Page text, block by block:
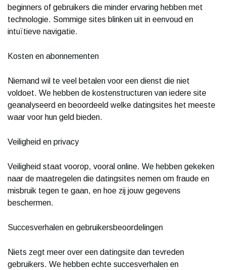
beginners of gebruikers die minder ervaring hebben met
technologie. Sommige sites blinken uit in eenvoud en
intuïtieve navigatie.
Kosten en abonnementen
Niemand wil te veel betalen voor een dienst die niet
voldoet. We hebben de kostenstructuren van iedere site
geanalyseerd en beoordeeld welke datingsites het meeste
waar voor hun geld bieden.
Veiligheid en privacy
Veiligheid staat voorop, vooral online. We hebben gekeken
naar de maatregelen die datingsites nemen om fraude en
misbruik tegen te gaan, en hoe zij jouw gegevens
beschermen.
Succesverhalen en gebruikersbeoordelingen
Niets zegt meer over een datingsite dan tevreden
gebruikers. We hebben echte succesverhalen en